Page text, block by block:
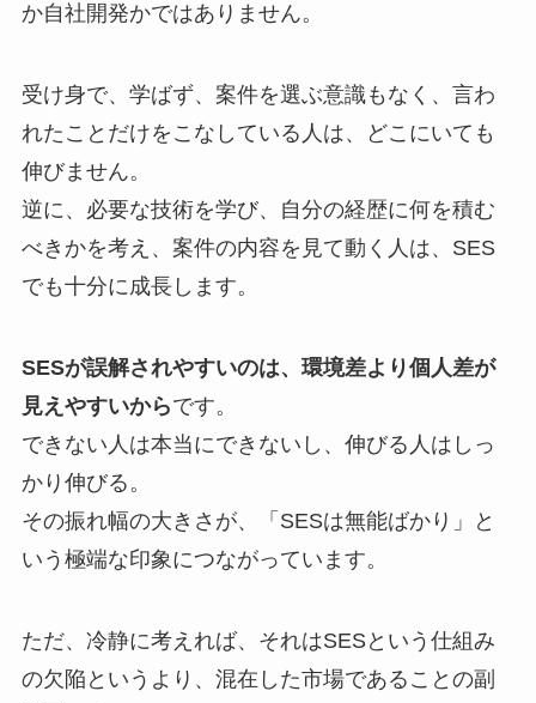
か自社開発かではありません。
受け身で、学ばず、案件を選ぶ意識もなく、言わ
れたことだけをこなしている人は、どこにいても
伸びません。
逆に、必要な技術を学び、自分の経歴に何を積む
べきかを考え、案件の内容を見て動く人は、SES
でも十分に成長します。
SESが誤解されやすいのは、環境差より個人差が
見えやすいからです。
できない人は本当にできないし、伸びる人はしっ
かり伸びる。
その振れ幅の大きさが、「SESは無能ばかり」と
いう極端な印象につながっています。
ただ、冷静に考えれば、それはSESという仕組み
の欠陥というより、混在した市場であることの副